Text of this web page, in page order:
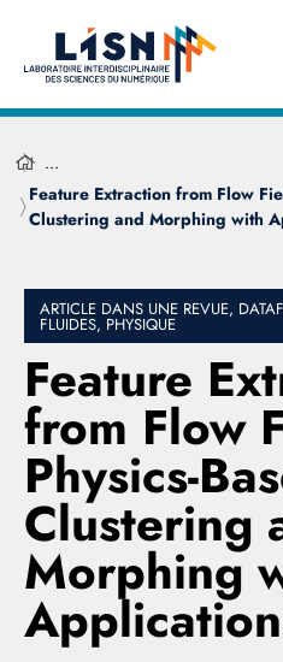
...
Feature Extraction from Flow
Clustering and Morphing with
ARTICLE DANS UNE REVUE,
FLUIDES, PHYSIQUE
Feature
from Flow
Physics-
Clustering
Morphing